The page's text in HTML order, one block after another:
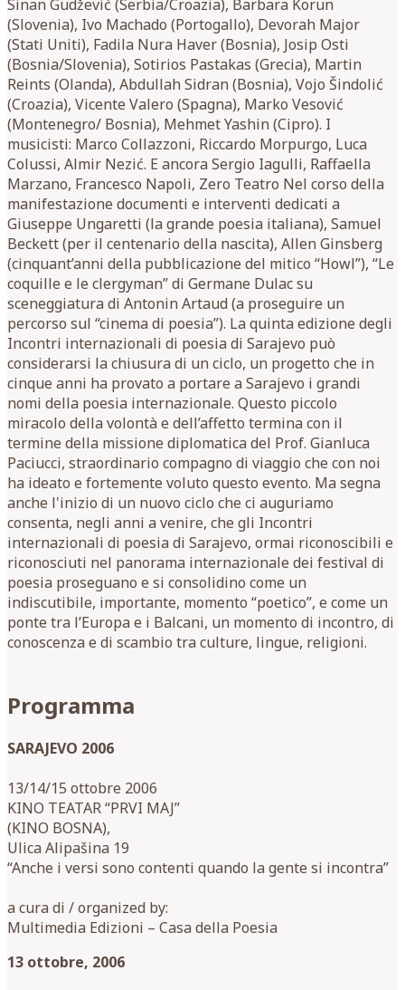
Sinan Gudžević (Serbia/Croazia), Barbara Korun
(Slovenia), Ivo Machado (Portogallo), Devorah Major
(Stati Uniti), Fadila Nura Haver (Bosnia), Josip Osti
(Bosnia/Slovenia), Sotirios Pastakas (Grecia), Martin
Reints (Olanda), Abdullah Sidran (Bosnia), Vojo Šindolić
(Croazia), Vicente Valero (Spagna), Marko Vesović
(Montenegro/ Bosnia), Mehmet Yashin (Cipro). I
musicisti: Marco Collazzoni, Riccardo Morpurgo, Luca
Colussi, Almir Nezić. E ancora Sergio Iagulli, Raffaella
Marzano, Francesco Napoli, Zero Teatro Nel corso della
manifestazione documenti e interventi dedicati a
Giuseppe Ungaretti (la grande poesia italiana), Samuel
Beckett (per il centenario della nascita), Allen Ginsberg
(cinquant’anni della pubblicazione del mitico “Howl”), “Le
coquille e le clergyman” di Germane Dulac su
sceneggiatura di Antonin Artaud (a proseguire un
percorso sul “cinema di poesia”). La quinta edizione degli
Incontri internazionali di poesia di Sarajevo può
considerarsi la chiusura di un ciclo, un progetto che in
cinque anni ha provato a portare a Sarajevo i grandi
nomi della poesia internazionale. Questo piccolo
miracolo della volontà e dell’affetto termina con il
termine della missione diplomatica del Prof. Gianluca
Paciucci, straordinario compagno di viaggio che con noi
ha ideato e fortemente voluto questo evento. Ma segna
anche l'inizio di un nuovo ciclo che ci auguriamo
consenta, negli anni a venire, che gli Incontri
internazionali di poesia di Sarajevo, ormai riconoscibili e
riconosciuti nel panorama internazionale dei festival di
poesia proseguano e si consolidino come un
indiscutibile, importante, momento “poetico”, e come un
ponte tra l’Europa e i Balcani, un momento di incontro, di
conoscenza e di scambio tra culture, lingue, religioni.
Programma
SARAJEVO 2006
13/14/15 ottobre 2006
KINO TEATAR “PRVI MAJ”
(KINO BOSNA),
Ulica Alipašina 19
“Anche i versi sono contenti quando la gente si incontra”
a cura di / organized by:
Multimedia Edizioni – Casa della Poesia
13 ottobre, 2006